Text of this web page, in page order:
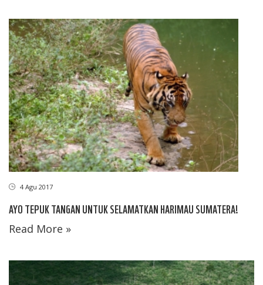
4 Agu 2017
AYO TEPUK TANGAN UNTUK SELAMATKAN HARIMAU SUMATERA!
Read More »